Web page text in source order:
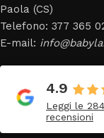
Paola (CS)
Telefono: 377 365
E-mail:
4.9
Leggi le 284
recensioni